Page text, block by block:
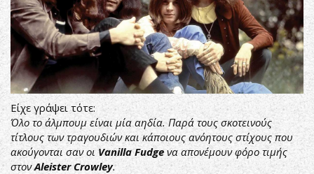
Είχε γράψει τότε:
Όλο το άλμπουμ είναι μία αηδία. Παρά τους σκοτεινούς
τίτλους των τραγουδιών και κάποιους ανόητους στίχους που
ακούγονται σαν οιVanilla Fudgeνα απονέμουν φόρο τιμής
στονAleister Crowley.